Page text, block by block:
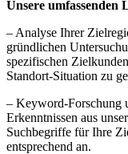
Unsere
– Analyse Ihrer
gründlichen
spezifischen
Standort-Situation zu
– Keyword-Forschung
Erkenntnissen aus
Suchbegriffe für Ihre
entsprechend an.